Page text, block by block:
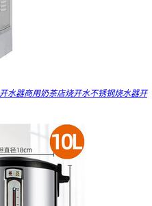
水器商用奶茶店烧开水不锈钢烧水器开